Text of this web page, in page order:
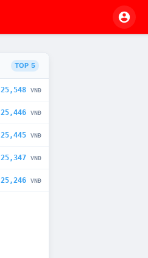
TOP 5
25,548 VNĐ
25,446 VNĐ
25,445 VNĐ
25,347 VNĐ
25,246 VNĐ